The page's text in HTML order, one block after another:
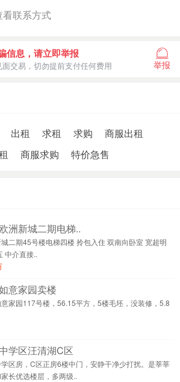
联系方式
信息，请立即举报
交易，切勿提前支付任何费用 举报
出租 求租 求购
商服出租
商服求购 特价急售
洲新城二期电梯..
二期45号楼电梯四楼 拎包入住 双南向卧室 宽超明
中介直接..
意家园卖楼
家园117号楼，56.15平方，5楼毛坯，没装修，5.8
学区汪清湖C区
区房，C区正房6楼中门，安静干净少打扰。是莘莘
长优选楼层，多两级..